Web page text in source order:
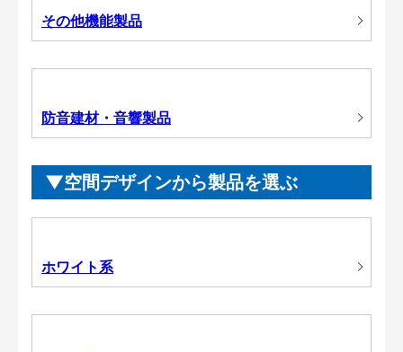
その他機能製品
防音建材・音響製品
空間デザインから製品を選ぶ
ホワイト系